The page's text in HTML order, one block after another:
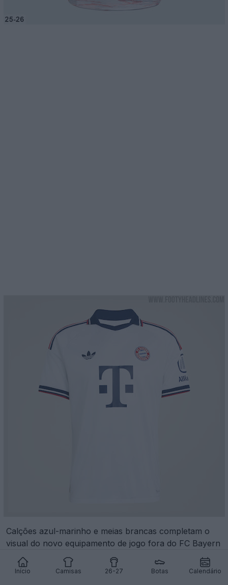
Início Camisas 26-27 Botas Calendário
Calções azul-marinho e meias brancas completam o
visual do novo equipamento de jogo fora do FC Bayern
de Munique 2026-27 da Adidas.